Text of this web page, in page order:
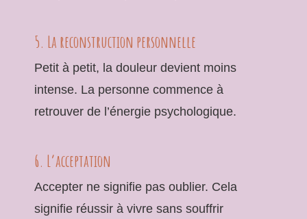
5. La reconstruction personnelle
Petit à petit, la douleur devient moins
intense. La personne commence à
retrouver de l’énergie psychologique.
6. L’acceptation
Accepter ne signifie pas oublier. Cela
signifie réussir à vivre sans souffrir